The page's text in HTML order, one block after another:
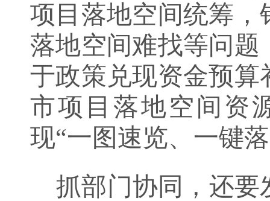
项目落地空间统筹
落地空间难找等问题
于政策兑现资金预
市项目落地空间资
现“一图速览、一键
抓部门协同，还要